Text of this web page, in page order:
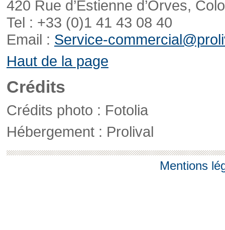
420 Rue d’Estienne d’Orves,
Tel : +33 (0)1 41 43 08 40
Email : Service-
Haut de la page
Crédits
Crédits photo : Fotolia
Hébergement : Prolival
Mentions